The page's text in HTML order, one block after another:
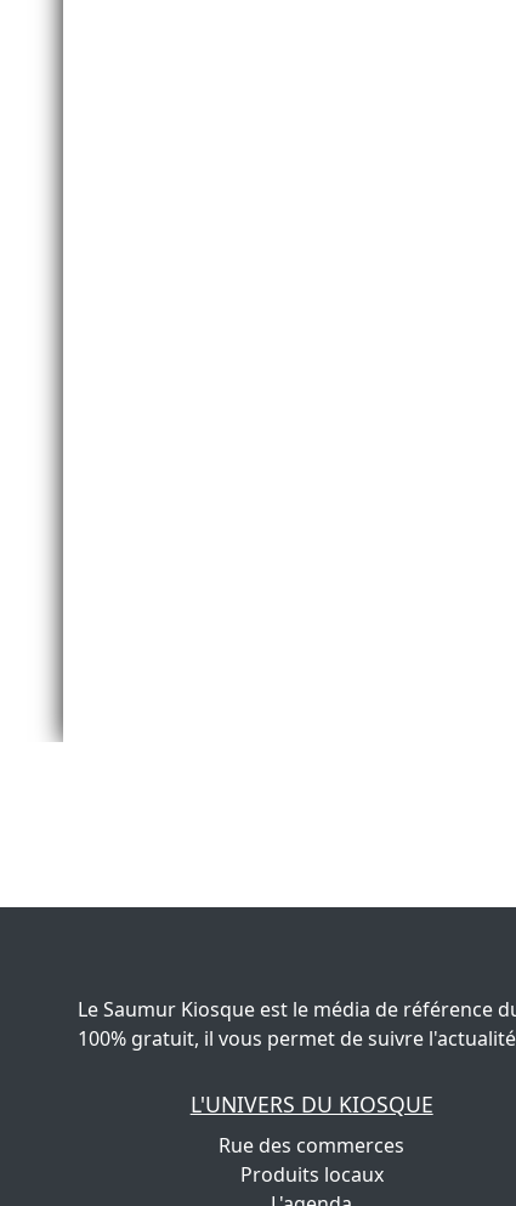
Le Saumur Kiosque est le média de référence
100% gratuit, il vous permet de suivre
L'UNIVERS DU KIOSQUE
Rue des commerces
Produits locaux